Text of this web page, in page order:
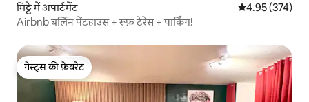
मिट्टे में अपार्टमेंट औसत रेटिंग 5 में से
4.95 (374)
Airbnb बर्लिन पेंटहाउस + रूफ़ टेरेस + पार्किंग!
गेस्ट्स की फ़ेवरेट
गेस्ट्स की फ़ेवरेट